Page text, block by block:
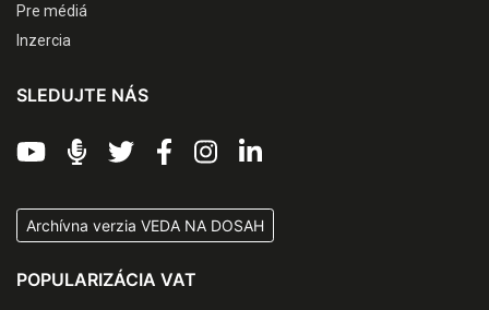
Pre médiá
Inzercia
SLEDUJTE NÁS
Archívna verzia VEDA NA DOSAH
POPULARIZÁCIA VAT